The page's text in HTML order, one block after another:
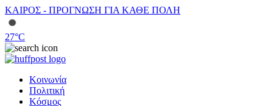
ΚΑΙΡΟΣ - ΠΡΟΓΝΩΣΗ ΓΙΑ ΚΑΘΕ ΠΟΛΗ
27°C
Κοινωνία
Πολιτική
Κόσμος